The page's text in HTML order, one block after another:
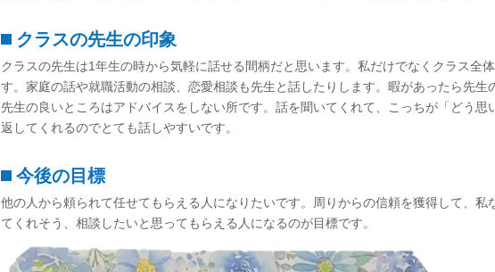
クラスの先生の印象
クラスの先生は1年生の時から気軽に話せる間柄だと思います。私だけでなくクラス全
す。家庭の話や就職活動の相談、恋愛相談も先生と話したりします。暇があったら先生
先生の良いところはアドバイスをしない所です。話を聞いてくれて、こっちが「どう思
返してくれるのでとても話しやすいです。
今後の目標
他の人から頼られて任せてもらえる人になりたいです。周りからの信頼を獲得して、私
てくれそう、相談したいと思ってもらえる人になるのが目標です。